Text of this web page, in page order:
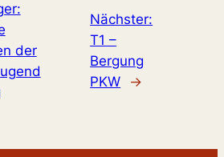
der
Nächster:
T1 –
Bergung
PKW
→